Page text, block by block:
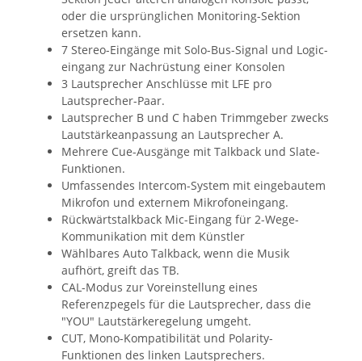
oder die ursprünglichen Monitoring-Sektion
ersetzen kann.
7 Stereo-Eingänge mit Solo-Bus-Signal und Logic-
eingang zur Nachrüstung einer Konsolen
3 Lautsprecher Anschlüsse mit LFE pro
Lautsprecher-Paar.
Lautsprecher B und C haben Trimmgeber zwecks
Lautstärkeanpassung an Lautsprecher A.
Mehrere Cue-Ausgänge mit Talkback und Slate-
Funktionen.
Umfassendes Intercom-System mit eingebautem
Mikrofon und externem Mikrofoneingang.
Rückwärtstalkback Mic-Eingang für 2-Wege-
Kommunikation mit dem Künstler
Wählbares Auto Talkback, wenn die Musik
aufhört, greift das TB.
CAL-Modus zur Voreinstellung eines
Referenzpegels für die Lautsprecher, dass die
"YOU" Lautstärkeregelung umgeht.
CUT, Mono-Kompatibilität und Polarity-
Funktionen des linken Lautsprechers.